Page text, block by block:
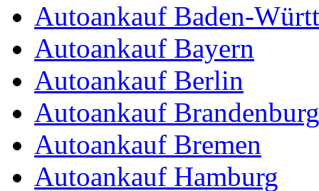
Autoankauf Baden-
Autoankauf Bayern
Autoankauf Berlin
Autoankauf Brandenburg
Autoankauf Bremen
Autoankauf Hamburg